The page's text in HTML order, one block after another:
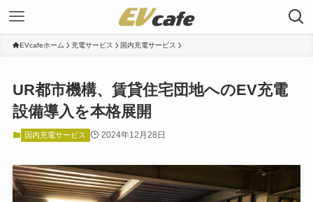
EVcafeホーム 充電サービス 国内充電サービス
UR都市機構、賃貸住宅団地へのEV充電
設備導入を本格展開
国内充電サービス 2024年12月28日